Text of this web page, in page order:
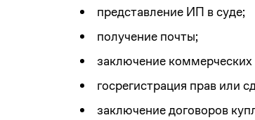
представление ИП в суде;
получение почты;
заключение коммерческих
госрегистрация прав или
заключение договоров